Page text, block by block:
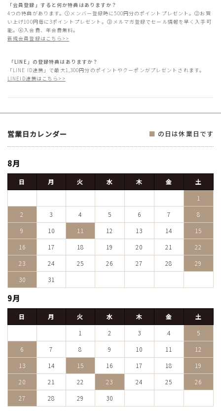
「会員登録」すると何か特典はありますか？
4つの特典があります。①メンバー登録時に500円分のポイントプレゼント。②お買
い上げ100円毎に3ポイントプレゼント。③メルマガ登録でセール情報を早く入手可
能。④入会費、年会費無料。
新規会員登録はこちら>>
「LINE」の登録特典はありますか？
「LINE ID連携」で最大1,300円分のポイントやクーポンがプレゼントされます。
LINEID連携はこちら>>
営業日カレンダー ■ の日は休業日です
8月
日 月 火 水 木 金
土
1
2
3 4 5 6 7
8
9
10 11 12 13 14
15
16
17 18 19 20 21
22
23
24 25 26 27 28
29
30
31
9月
日 月 火 水 木 金
土
1
2 3 4
5
6
7 8 9 10 11
12
13
14 15 16 17 18
19
20
21 22 23 24 25
26
27
28 29 30